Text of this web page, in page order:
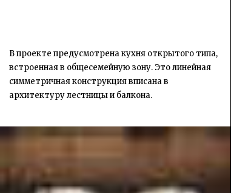
В проекте предусмотрена кухня открытого типа,
встроенная в общесемейную зону. Это линейная
симметричная конструкция вписана в
архитектуру лестницы и балкона.